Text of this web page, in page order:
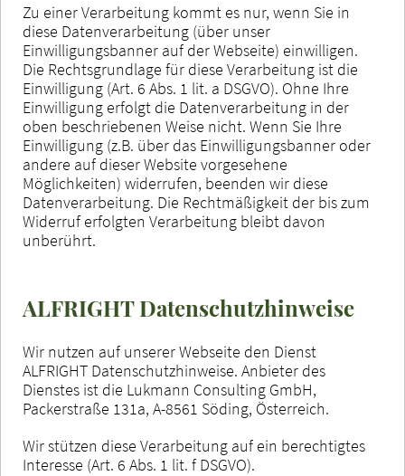
Zu einer Verarbeitung kommt es nur, wenn Sie in
diese Datenverarbeitung (über unser
Einwilligungsbanner auf der Webseite) einwilligen.
Die Rechtsgrundlage für diese Verarbeitung ist die
Einwilligung (Art. 6 Abs. 1 lit. a DSGVO). Ohne Ihre
Einwilligung erfolgt die Datenverarbeitung in der
oben beschriebenen Weise nicht. Wenn Sie Ihre
Einwilligung (z.B. über das Einwilligungsbanner oder
andere auf dieser Website vorgesehene
Möglichkeiten) widerrufen, beenden wir diese
Datenverarbeitung. Die Rechtmäßigkeit der bis zum
Widerruf erfolgten Verarbeitung bleibt davon
unberührt.
ALFRIGHT Datenschutzhinweise
Wir nutzen auf unserer Webseite den Dienst
ALFRIGHT Datenschutzhinweise. Anbieter des
Dienstes ist die Lukmann Consulting GmbH,
Packerstraße 131a, A-8561 Söding, Österreich.
Wir stützen diese Verarbeitung auf ein berechtigtes
Interesse (Art. 6 Abs. 1 lit. f DSGVO).